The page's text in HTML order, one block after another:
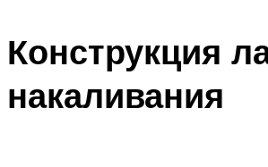
Конструкция
накаливания